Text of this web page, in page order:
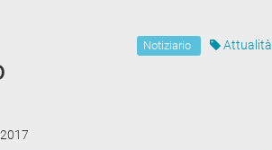
Notiziario Attualità